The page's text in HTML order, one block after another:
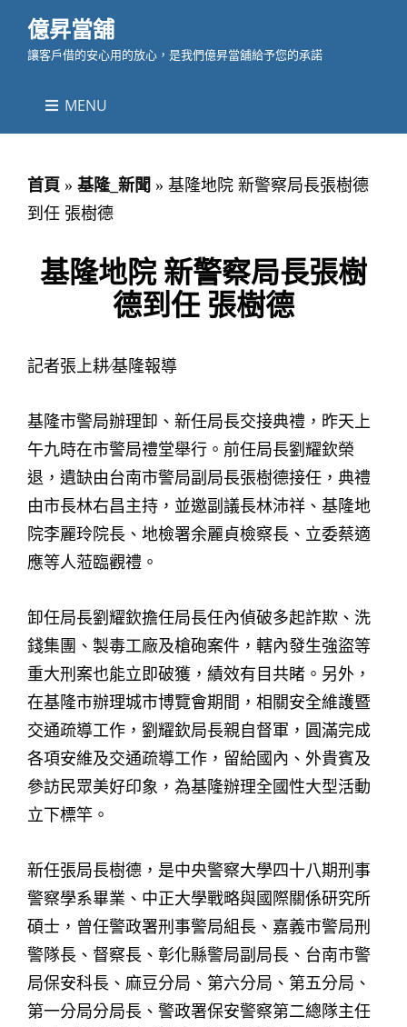
億昇當舖
讓客戶借的安心用的放心，是我們億昇當舖給予您的承諾
MENU
首頁 » 基隆_新聞 » 基隆地院 新警察局長張樹德
到任 張樹德
基隆地院 新警察局長張樹
德到任 張樹德
記者張上耕∕基隆報導
基隆市警局辦理卸、新任局長交接典禮，昨天上
午九時在市警局禮堂舉行。前任局長劉耀欽榮
退，遺缺由台南市警局副局長張樹德接任，典禮
由市長林右昌主持，並邀副議長林沛祥、基隆地
院李麗玲院長、地檢署余麗貞檢察長、立委蔡適
應等人蒞臨觀禮。
卸任局長劉耀欽擔任局長任內偵破多起詐欺、洗
錢集團、製毒工廠及槍砲案件，轄內發生強盜等
重大刑案也能立即破獲，績效有目共睹。另外，
在基隆市辦理城市博覽會期間，相關安全維護暨
交通疏導工作，劉耀欽局長親自督軍，圓滿完成
各項安維及交通疏導工作，留給國內、外貴賓及
參訪民眾美好印象，為基隆辦理全國性大型活動
立下標竿。
新任張局長樹德，是中央警察大學四十八期刑事
警察學系畢業、中正大學戰略與國際關係研究所
碩士，曾任警政署刑事警局組長、嘉義市警局刑
警隊長、督察長、彰化縣警局副局長、台南市警
局保安科長、麻豆分局、第六分局、第五分局、
第一分局分局長、警政署保安警察第二總隊主任